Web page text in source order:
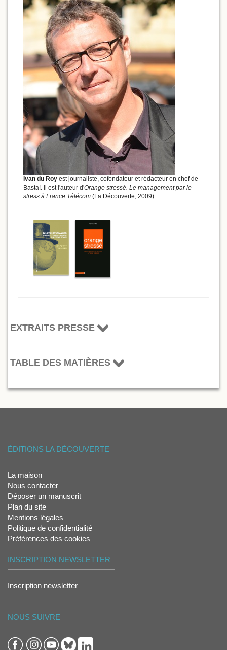
Ivan du Roy est journaliste, cofondateur et rédacteur en chef de
Basta!. Il est l'auteur d'Orange stressé. Le management par le
stress à France Télécom (La Découverte, 2009).
EXTRAITS PRESSE
TABLE DES MATIÈRES
ÉDITIONS LA DÉCOUVERTE
La maison
Nous contacter
Déposer un manuscrit
Plan du site
Mentions légales
Politique de confidentialité
Préférences des cookies
INSCRIPTION NEWSLETTER
Inscription newsletter
NOUS SUIVRE